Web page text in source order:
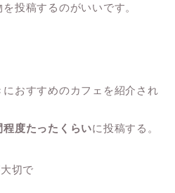
投稿するのがいいです。
おすすめのカフェを紹介され
程度たったくらいに投稿する。
切で